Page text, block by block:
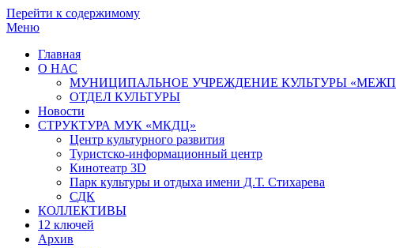
Перейти к содержимому
Меню
Главная
О НАС
МУНИЦИПАЛЬНОЕ УЧРЕЖДЕНИЕ КУЛЬТУРЫ
ОТДЕЛ КУЛЬТУРЫ
Новости
СТРУКТУРА МУК «МКДЦ»
Центр культурного развития
Туристско-информационный центр
Кинотеатр 3D
Парк культуры и отдыха имени Д.Т. Стихарева
СДК
КОЛЛЕКТИВЫ
12 ключей
Архив